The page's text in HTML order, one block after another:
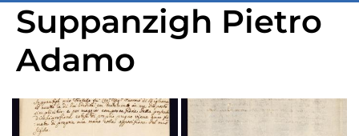
Suppanzigh Pietro
Adamo